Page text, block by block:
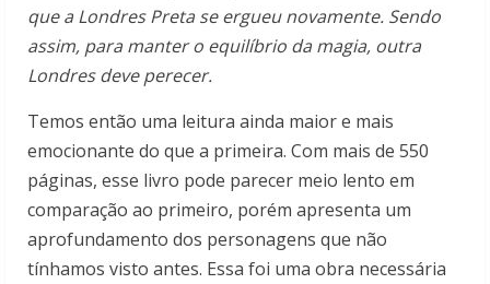
que a Londres Preta se ergueu novamente. Sendo
assim, para manter o equilíbrio da magia, outra
Londres deve perecer.
Temos então uma leitura ainda maior e mais
emocionante do que a primeira. Com mais de 550
páginas, esse livro pode parecer meio lento em
comparação ao primeiro, porém apresenta um
aprofundamento dos personagens que não
tínhamos visto antes. Essa foi uma obra necessária